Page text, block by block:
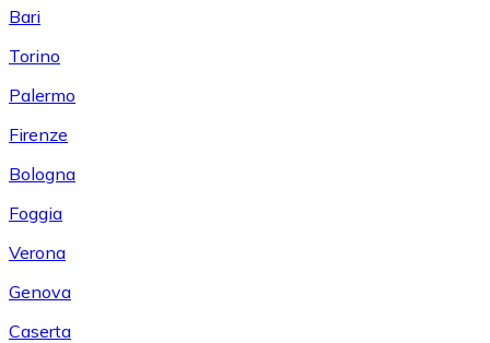
Bari
Torino
Palermo
Firenze
Bologna
Foggia
Verona
Genova
Caserta